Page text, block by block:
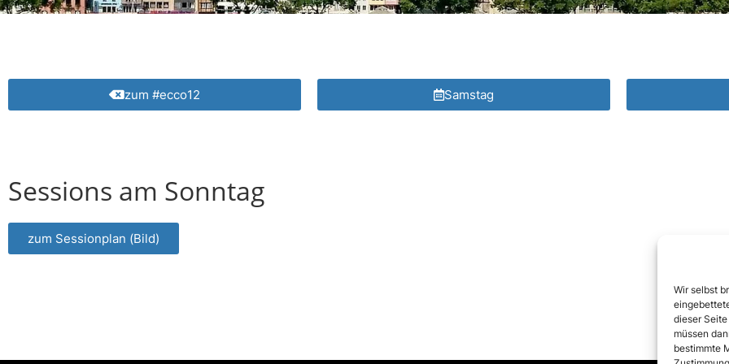
Wir selbst
dieser
müssen
bestimmte
zum #ecco12 Samstag
Sessions am Sonntag
zum Sessionplan (Bild)